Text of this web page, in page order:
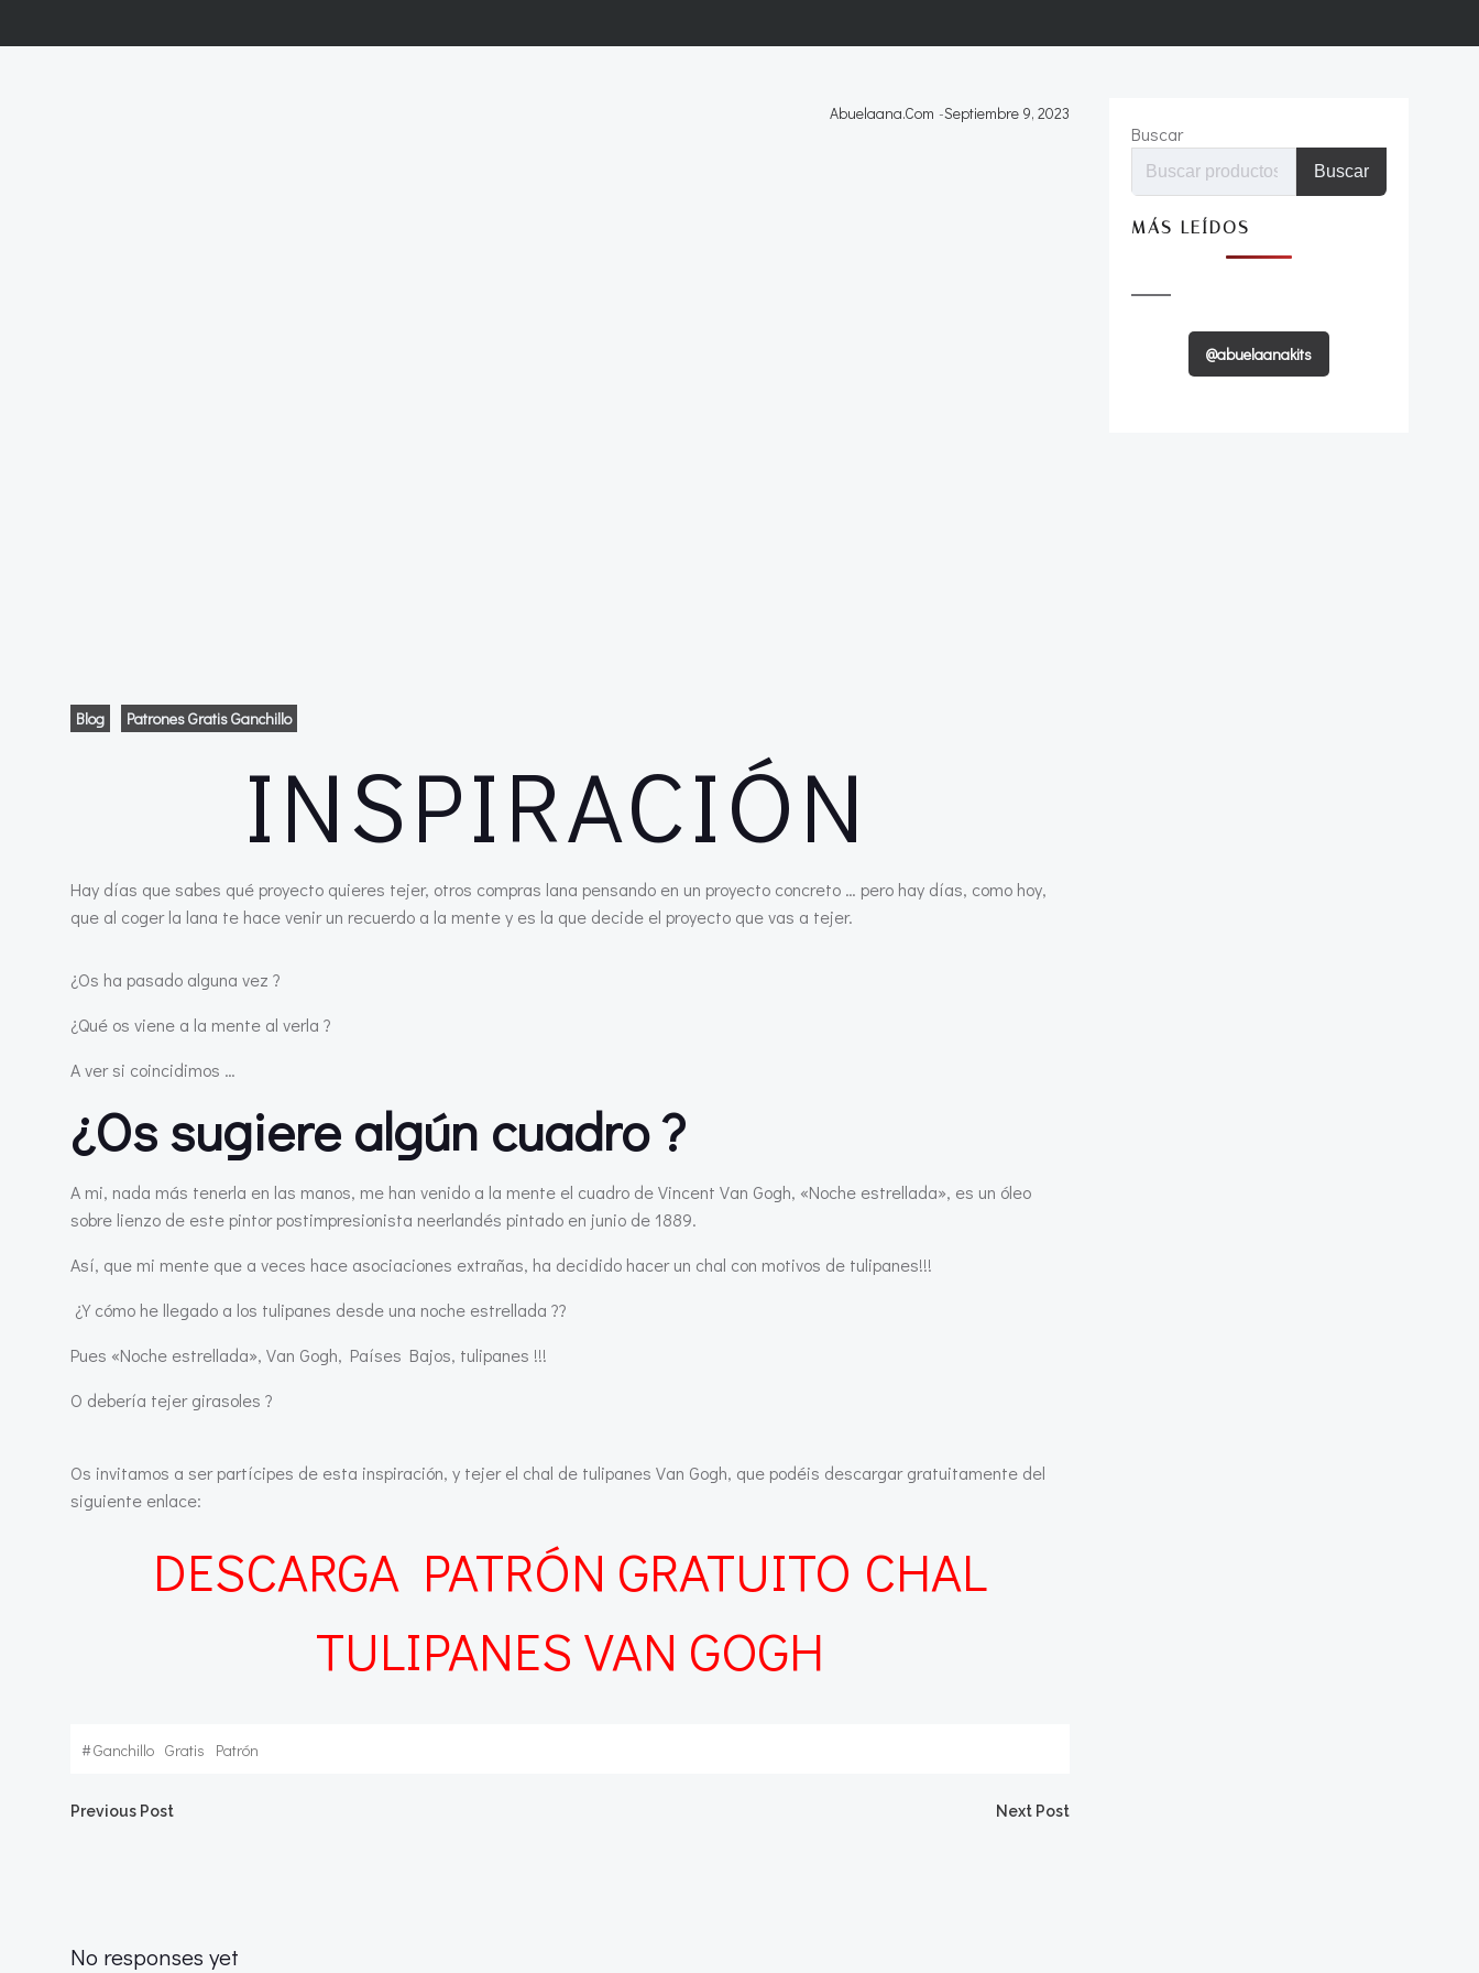
Abuelaana.com -Septiembre 9, 2023
Blog Patrones Gratis Ganchillo
INSPIRACIÓN
Hay días que sabes qué proyecto quieres tejer, otros compras lana pensando en un proyecto concreto … pero hay días, como hoy,
que al coger la lana te hace venir un recuerdo a la mente y es la que decide el proyecto que vas a tejer.
¿Os ha pasado alguna vez ?
¿Qué os viene a la mente al verla ?
A ver si coincidimos …
¿Os sugiere algún cuadro ?
A mi, nada más tenerla en las manos, me han venido a la mente el cuadro de Vincent Van Gogh, «Noche estrellada», es un óleo
sobre lienzo de este pintor postimpresionista neerlandés pintado en junio de 1889.
Así, que mi mente que a veces hace asociaciones extrañas, ha decidido hacer un chal con motivos de tulipanes!!!
¿Y cómo he llegado a los tulipanes desde una noche estrellada ??
Pues «Noche estrellada», Van Gogh, Países Bajos, tulipanes !!!
O debería tejer girasoles ?
Os invitamos a ser partícipes de esta inspiración, y tejer el chal de tulipanes Van Gogh, que podéis descargar gratuitamente del
siguiente enlace:
DESCARGA PATRÓN GRATUITO CHAL
TULIPANES VAN GOGH
#Ganchillo Gratis Patrón
Navegación
entradas
Previous Post Next Post
No responses yet
Buscar
Buscar
MÁS LEÍDOS
@abuelaanakits